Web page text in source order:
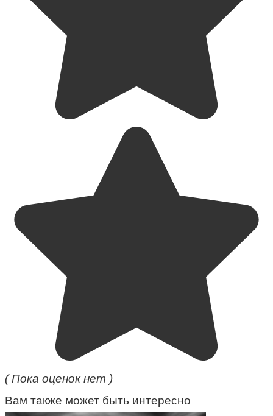
( Пока оценок нет )
Вам также может быть интересно